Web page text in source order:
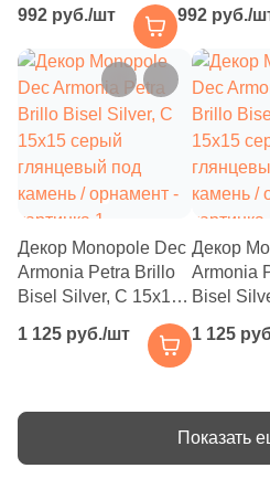
кухонная тематика
992 руб./шт
кухонная
992 руб./
Декор Monopole Dec
Armonia Petra Brillo
Bisel Silver, C 15x15
серый глянцевый
под камень /
1 125 руб./шт
Декор
Armonia
Bisel
серый
под
1 125
Показать